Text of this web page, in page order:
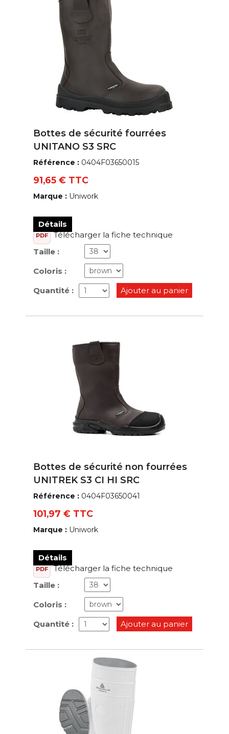
Bottes de sécurité fourrées
UNITANO S3 SRC
Référence : 0404F03650015
91,65 € TTC
Marque : Uniwork
Détails
PDF
Télécharger la fiche technique
Taille :
Coloris :
Quantité : Ajouter au panier
Bottes de sécurité non fourrées
UNITREK S3 CI HI SRC
Référence : 0404F03650041
101,97 € TTC
Marque : Uniwork
Détails
PDF
Télécharger la fiche technique
Taille :
Coloris :
Quantité : Ajouter au panier